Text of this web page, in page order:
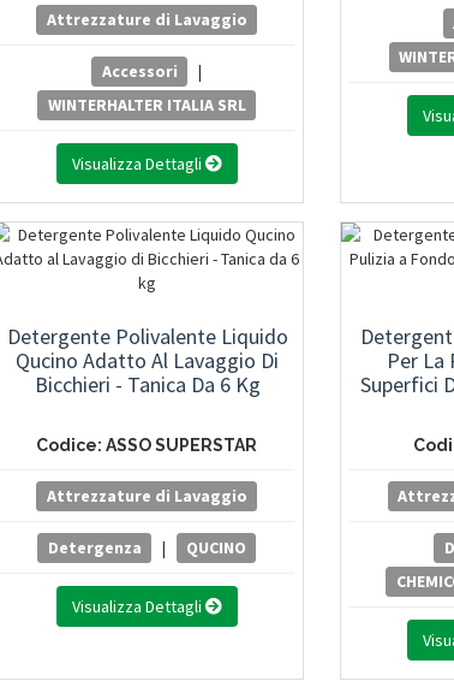
Attrezzature di Lavaggio
Accessori
|
WINTERHALTER ITALIA SRL
Visualizza Dettagli
Detergente Polivalente Liquido
Qucino Adatto Al Lavaggio Di
Bicchieri - Tanica Da 6 Kg
Codice: ASSO SUPERSTAR
Attrezzature di Lavaggio
Detergenza | QUCINO
Visualizza Dettagli
Per La
Superfici